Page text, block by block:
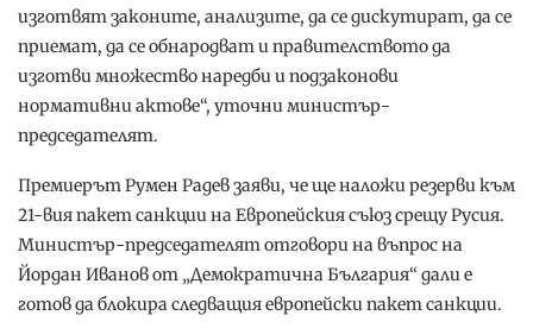
изготвят законите, анализите, да се дискутират, да се
приемат, да се обнародват и правителството да
изготви множество наредби и подзаконови
нормативни актове“, уточни министър-
председателят.
Премиерът Румен Радев заяви, че ще наложи резерви към
21-вия пакет санкции на Европейския съюз срещу Русия.
Министър-председателят отговори на въпрос на
Йордан Иванов от „Демократична България“ дали е
готов да блокира следващия европейски пакет санкции.